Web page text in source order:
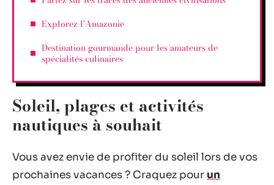
Explorez l’Amazonie
Destination gourmande pour les amateurs de
spécialités culinaires
Soleil, plages et activités
nautiques à souhait
Vous avez envie de profiter du soleil lors de vos
prochaines vacances ? Craquez pour un